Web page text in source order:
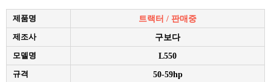
제품명 트랙터 / 판매중
제조사 구보다
모델명 L550
규격 50-59hp